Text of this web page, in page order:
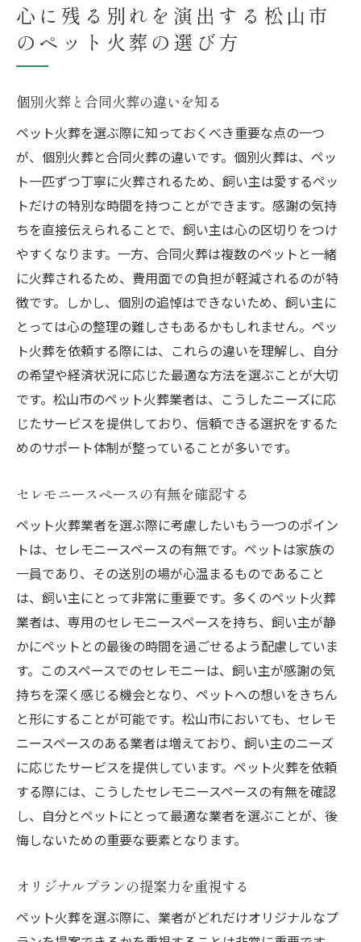
心に残る別れを演出する松山市
のペット火葬の選び方
個別火葬と合同火葬の違いを知る
ペット火葬を選ぶ際に知っておくべき重要な点の一つ
が、個別火葬と合同火葬の違いです。個別火葬は、ペッ
ト一匹ずつ丁寧に火葬されるため、飼い主は愛するペッ
トだけの特別な時間を持つことができます。感謝の気持
ちを直接伝えられることで、飼い主は心の区切りをつけ
やすくなります。一方、合同火葬は複数のペットと一緒
に火葬されるため、費用面での負担が軽減されるのが特
徴です。しかし、個別の追悼はできないため、飼い主に
とっては心の整理の難しさもあるかもしれません。ペッ
ト火葬を依頼する際には、これらの違いを理解し、自分
の希望や経済状況に応じた最適な方法を選ぶことが大切
です。松山市のペット火葬業者は、こうしたニーズに応
じたサービスを提供しており、信頼できる選択をするた
めのサポート体制が整っていることが多いです。
セレモニースペースの有無を確認する
ペット火葬業者を選ぶ際に考慮したいもう一つのポイン
トは、セレモニースペースの有無です。ペットは家族の
一員であり、その送別の場が心温まるものであること
は、飼い主にとって非常に重要です。多くのペット火葬
業者は、専用のセレモニースペースを持ち、飼い主が静
かにペットとの最後の時間を過ごせるよう配慮していま
す。このスペースでのセレモニーは、飼い主が感謝の気
持ちを深く感じる機会となり、ペットへの想いをきちん
と形にすることが可能です。松山市においても、セレモ
ニースペースのある業者は増えており、飼い主のニーズ
に応じたサービスを提供しています。ペット火葬を依頼
する際には、こうしたセレモニースペースの有無を確認
し、自分とペットにとって最適な業者を選ぶことが、後
悔しないための重要な要素となります。
オリジナルプランの提案力を重視する
ペット火葬を選ぶ際に、業者がどれだけオリジナルなプ